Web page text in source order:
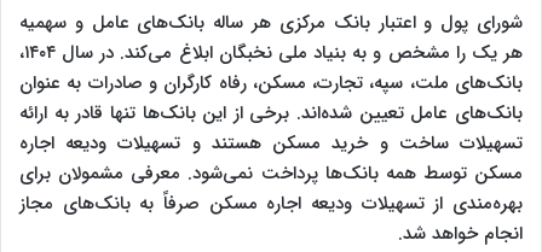
شورای پول و اعتبار بانک مرکزی هر ساله بانک‌های عامل و سهمیه
هر یک را مشخص و به بنیاد ملی نخبگان ابلاغ می‌کند. در سال ۱۴۰۴،
بانک‌های ملت، سپه، تجارت، مسکن، رفاه کارگران و صادرات به عنوان
بانک‌های عامل تعیین شده‌اند. برخی از این بانک‌ها تنها قادر به ارائه
تسهیلات ساخت و خرید مسکن هستند و تسهیلات ودیعه اجاره
مسکن توسط همه بانک‌ها پرداخت نمی‌شود. معرفی مشمولان برای
بهره‌مندی از تسهیلات ودیعه اجاره مسکن صرفاً به بانک‌های مجاز
انجام خواهد شد.